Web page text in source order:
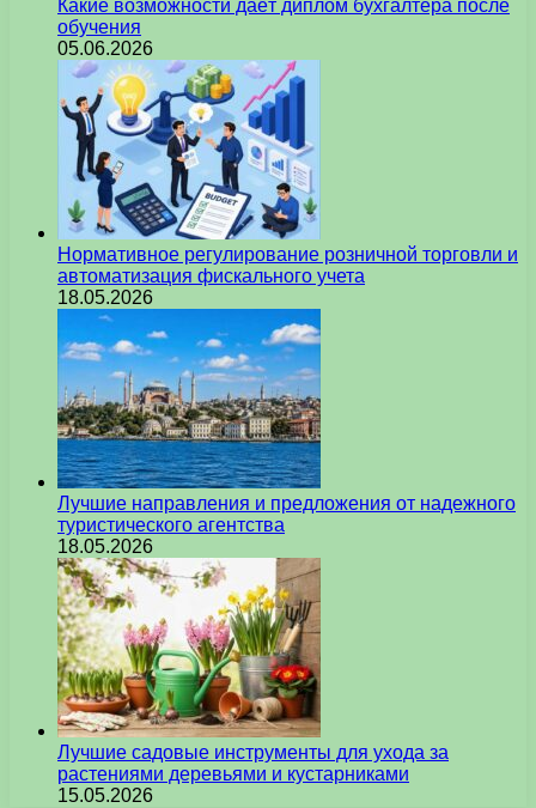
Какие возможности даёт диплом бухгалтера после
обучения
05.06.2026
Нормативное регулирование розничной торговли и
автоматизация фискального учета
18.05.2026
Лучшие направления и предложения от надежного
туристического агентства
18.05.2026
Лучшие садовые инструменты для ухода за
растениями деревьями и кустарниками
15.05.2026